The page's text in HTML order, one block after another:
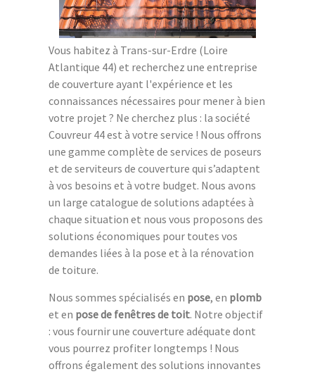
Vous habitez à Trans-sur-Erdre (Loire
Atlantique 44) et recherchez une entreprise
de couverture ayant l'expérience et les
connaissances nécessaires pour mener à bien
votre projet ? Ne cherchez plus : la société
Couvreur 44 est à votre service ! Nous offrons
une gamme complète de services de poseurs
et de serviteurs de couverture qui s’adaptent
à vos besoins et à votre budget. Nous avons
un large catalogue de solutions adaptées à
chaque situation et nous vous proposons des
solutions économiques pour toutes vos
demandes liées à la pose et à la rénovation
de toiture.
Nous sommes spécialisés en pose, en plomb
et en pose de fenêtres de toit. Notre objectif
: vous fournir une couverture adéquate dont
vous pourrez profiter longtemps ! Nous
offrons également des solutions innovantes